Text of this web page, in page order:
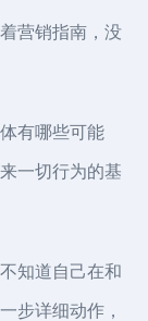
营销指南，没
有哪些可能
一切行为的基
知道自己在和
步详细动作，